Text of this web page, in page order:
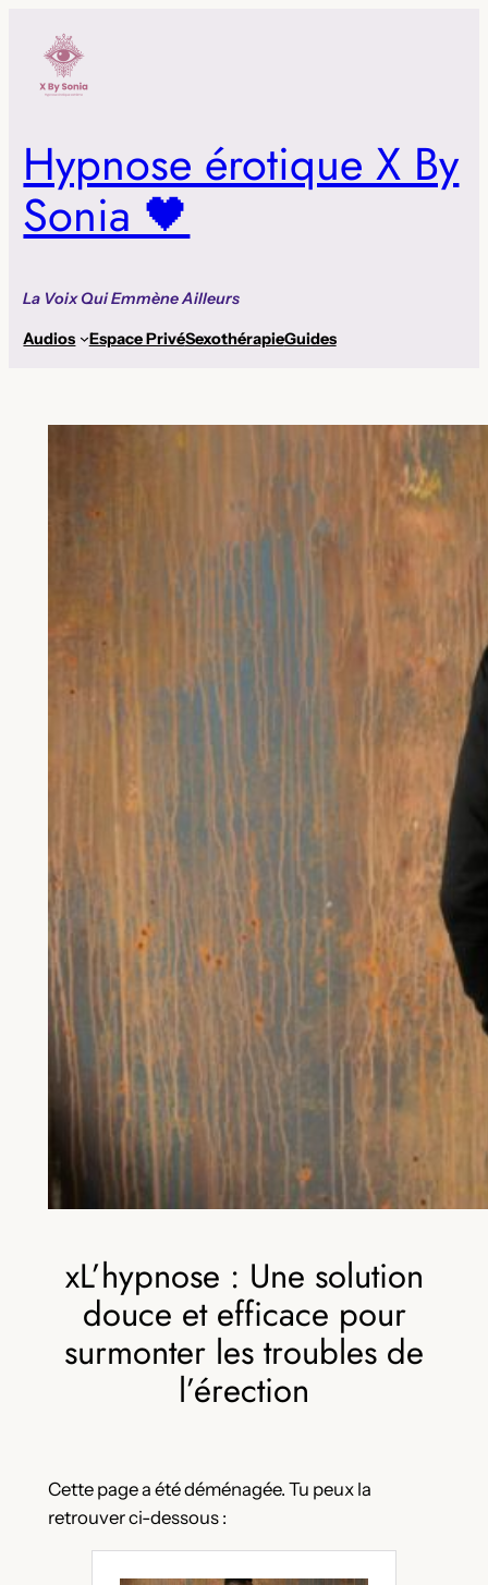
contenu
Hypnose érotique X By
Sonia 🖤
La Voix Qui Emmène Ailleurs
Audios Espace PrivéSexothérapieGuides
xL’hypnose : Une solution
douce et efficace pour
surmonter les troubles de
l’érection
Cette page a été déménagée. Tu peux la
retrouver ci-dessous :